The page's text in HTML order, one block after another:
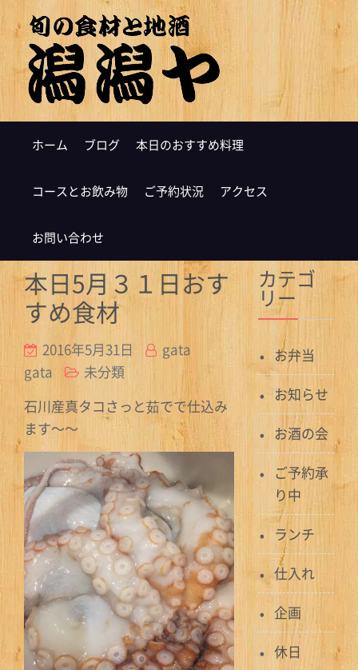
ホーム ブログ 本日のおすすめ料理
コースとお飲み物 ご予約状況 アクセス
お問い合わせ
本日5月３１日おす
すめ食材
2016年5月31日
gata
gata
未分類
石川産真タコさっと茹でで仕込み
ます〜〜
カテゴ
リー
お弁当
お知らせ
お酒の会
ご予約承
り中
ランチ
仕入れ
企画
休日